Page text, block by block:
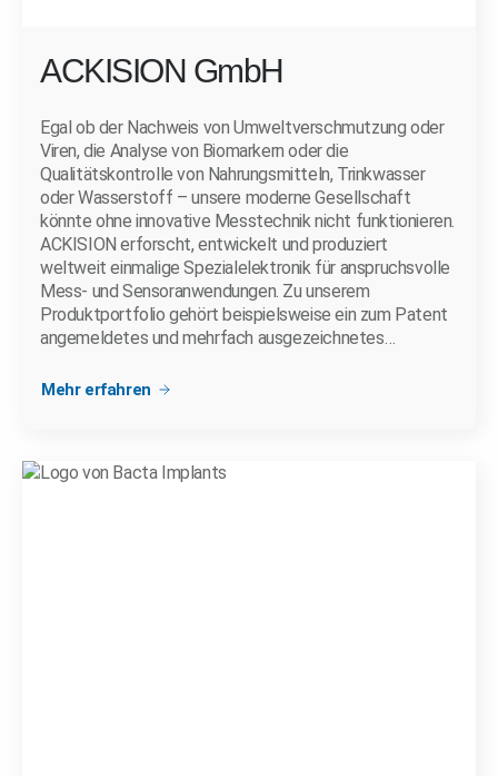
ACKISION GmbH
Egal ob der Nachweis von Umweltverschmutzung oder
Viren, die Analyse von Biomarkern oder die
Qualitätskontrolle von Nahrungsmitteln, Trinkwasser
oder Wasserstoff – unsere moderne Gesellschaft
könnte ohne innovative Messtechnik nicht funktionieren.
ACKISION erforscht, entwickelt und produziert
weltweit einmalige Spezialelektronik für anspruchsvolle
Mess- und Sensoranwendungen. Zu unserem
Produktportfolio gehört beispielsweise ein zum Patent
angemeldetes und mehrfach ausgezeichnetes…
Mehr erfahren